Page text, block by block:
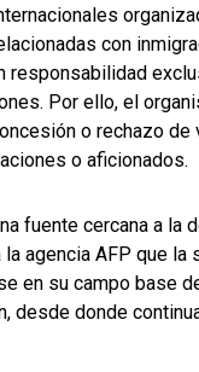
con
responsabilidad
Por ello, el
o rechazo de
o aficionados.
fuente cercana a la
la agencia AFP que la
en su campo base
desde donde